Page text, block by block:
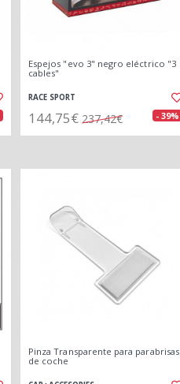
Espejos "evo 3" negro eléctrico "3
cables"
RACE SPORT
144,75€ 237,42€ - 39%
Pinza Transparente para parabrisas
de coche